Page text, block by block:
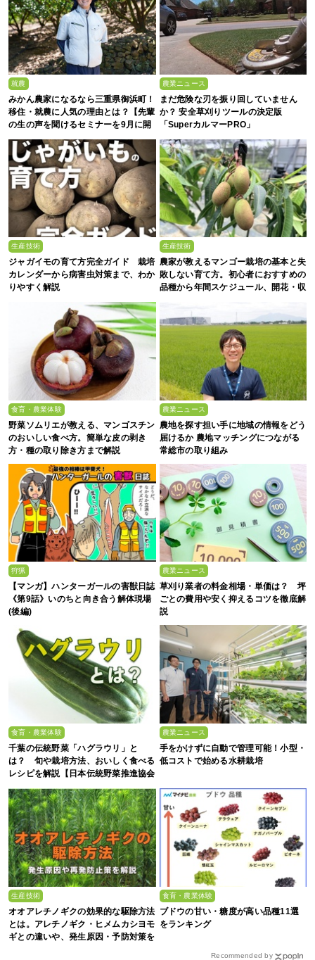
就農
みかん農家になるなら三重県御浜町！
移住・就農に人気の理由とは？【先輩
の生の声を聞けるセミナーを9月に開
農業ニュース
まだ危険な刃を振り回していません
か？ 安全草刈りツールの決定版
「SuperカルマーPRO」
生産技術
ジャガイモの育て方完全ガイド 栽培
カレンダーから病害虫対策まで、わか
りやすく解説
生産技術
農家が教えるマンゴー栽培の基本と失
敗しない育て方。初心者におすすめの
品種から年間スケジュール、開花・収
食育・農業体験
野菜ソムリエが教える、マンゴスチン
のおいしい食べ方。簡単な皮の剥き
方・種の取り除き方まで解説
農業ニュース
農地を探す担い手に地域の情報をどう
届けるか 農地マッチングにつながる
常総市の取り組み
狩猟
【マンガ】ハンターガールの害獣日誌
《第9話》いのちと向き合う解体現場
(後編)
農業ニュース
草刈り業者の料金相場・単価は？ 坪
ごとの費用や安く抑えるコツを徹底解
説
食育・農業体験
千葉の伝統野菜「ハグラウリ」と
は？ 旬や栽培方法、おいしく食べる
レシピを解説【日本伝統野菜推進協会
監修】
農業ニュース
手をかけずに自動で管理可能！小型・
低コストで始める水耕栽培
生産技術
オオアレチノギクの効果的な駆除方法
とは。アレチノギク・ヒメムカシヨモ
ギとの違いや、発生原因・予防対策を
食育・農業体験
ブドウの甘い・糖度が高い品種11選
をランキング
Recommended by